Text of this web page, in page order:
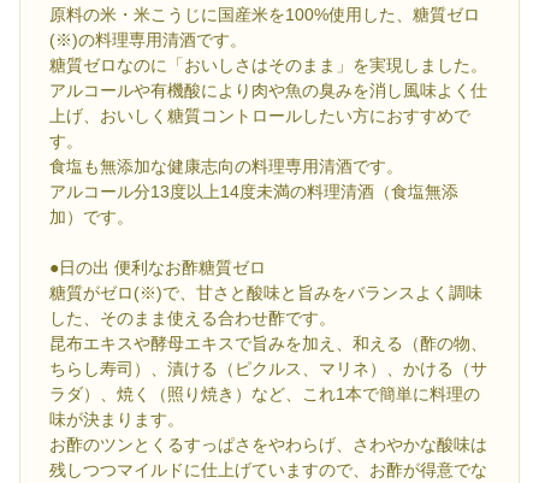
原料の米・米こうじに国産米を100%使用した、糖質ゼロ
(※)の料理専用清酒です。
糖質ゼロなのに「おいしさはそのまま」を実現しました。
アルコールや有機酸により肉や魚の臭みを消し風味よく仕
上げ、おいしく糖質コントロールしたい方におすすめで
す。
食塩も無添加な健康志向の料理専用清酒です。
アルコール分13度以上14度未満の料理清酒（食塩無添
加）です。
●日の出 便利なお酢糖質ゼロ
糖質がゼロ(※)で、甘さと酸味と旨みをバランスよく調味
した、そのまま使える合わせ酢です。
昆布エキスや酵母エキスで旨みを加え、和える（酢の物、
ちらし寿司）、漬ける（ピクルス、マリネ）、かける（サ
ラダ）、焼く（照り焼き）など、これ1本で簡単に料理の
味が決まります。
お酢のツンとくるすっぱさをやわらげ、さわやかな酸味は
残しつつマイルドに仕上げていますので、お酢が得意でな